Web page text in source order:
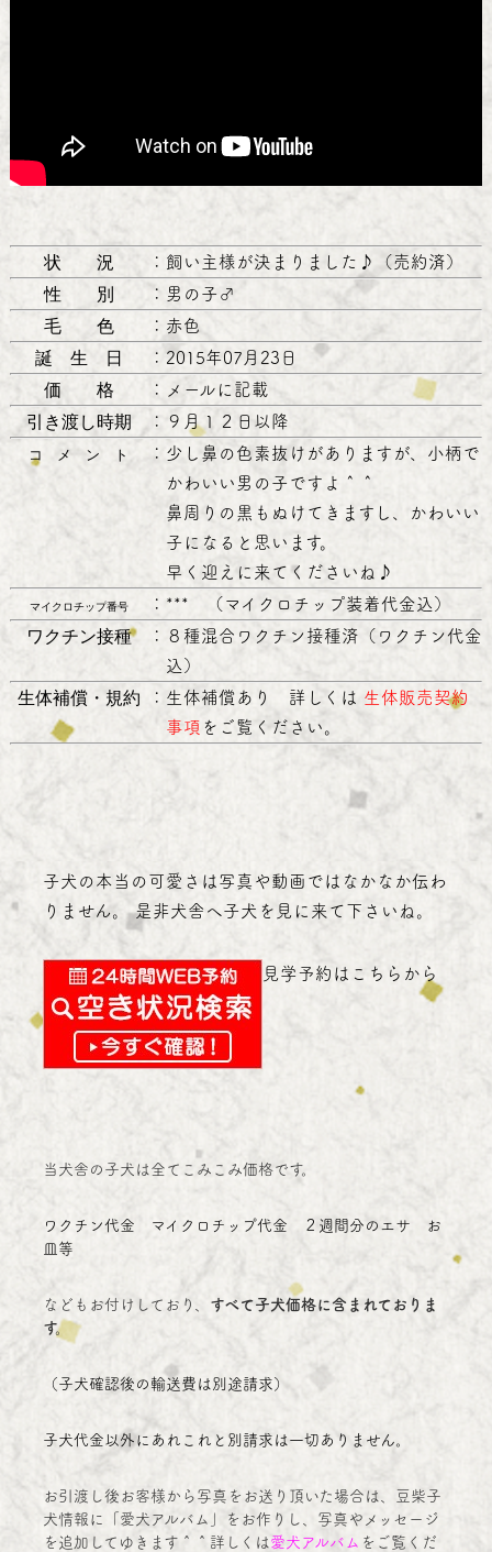
状 況 ： 飼い主様が決まりました♪（売約済）
性 別 ： 男の子♂
毛 色 ： 赤色
誕 生 日 ： 2015年07月23日
価 格 ： メールに記載
引き渡し時期 ： ９月１２日以降
コ メ ン ト ： 少し鼻の色素抜けがありますが、小柄で
かわいい男の子ですよ＾＾
鼻周りの黒もぬけてきますし、かわいい
子になると思います。
早く迎えに来てくださいね♪
マイクロチップ番号 ： *** （マイクロチップ装着代金込）
ワクチン接種 ：
８種混合ワクチン接種済（ワクチン代金
込）
生体補償・規約 ： 生体補償あり 詳しくは 生体販売契約
事項 をご覧ください。
子犬の本当の可愛さは写真や動画ではなかなか伝わ
りません。 是非犬舎へ子犬を見に来て下さいね。
見学予約はこちらから
当犬舎の子犬は全てこみこみ価格です。
ワクチン代金 マイクロチップ代金 ２週間分のエサ お
皿等
などもお付けしており、 すべて子犬価格に含まれておりま
す。
（子犬確認後の輸送費は別途請求）
子犬代金以外にあれこれと別請求は一切ありません。
お引渡し後お客様から写真をお送り頂いた場合は、豆柴子
犬情報に「愛犬アルバム」をお作りし、写真やメッセージ
を追加してゆきます＾＾詳しくは 愛犬アルバム をご覧くだ